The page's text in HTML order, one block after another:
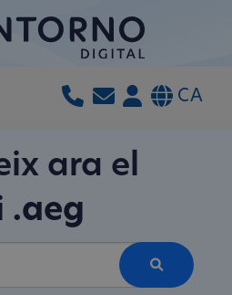
CA
ara el
.aeg